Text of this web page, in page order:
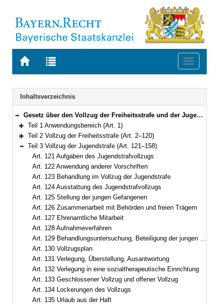
Zur
BAYERN.RECHT
Zur
letzten
Suche
Toggle
Navigation
Inhaltsverzeichnis
Bereich reduzieren
Gesetz über den Vollzug der Freiheitsstrafe und der Jugendstrafe (Bayerisches Strafvollzugsgesetz – BayStVollzG) Vom 10. Dezember 2007 (GVBl. S. 866) BayRS 312-2-1-J (Art. 1–209)
Bereich erweitern
Teil 1 Anwendungsbereich (Art. 1)
Bereich erweitern
Teil 2 Vollzug der Freiheitsstrafe (Art. 2–120)
Bereich reduzieren
Teil 3 Vollzug der Jugendstrafe (Art. 121–158)
Art. 121 Aufgaben des Jugendstrafvollzugs
Art. 122 Anwendung anderer Vorschriften
Art. 123 Behandlung im Vollzug der Jugendstrafe
Art. 124 Ausstattung des Jugendstrafvollzugs
Art. 125 Stellung der jungen Gefangenen
Art. 126 Zusammenarbeit mit Behörden und freien Trägern
Art. 127 Ehrenamtliche Mitarbeit
Art. 128 Aufnahmeverfahren
Art. 129 Behandlungsuntersuchung, Beteiligung der jungen Gefangenen, Zugangsabteilung
Art. 130 Vollzugsplan
Art. 131 Verlegung, Überstellung, Ausantwortung
Art. 132 Verlegung in eine sozialtherapeutische Einrichtung
Art. 133 Geschlossener Vollzug und offener Vollzug
Art. 134 Lockerungen des Vollzugs
Art. 135 Urlaub aus der Haft